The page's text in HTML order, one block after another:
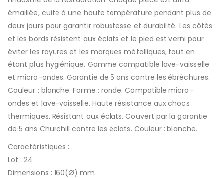
émaillée, cuite à une haute température pendant plus de
deux jours pour garantir robustesse et durabilité. Les côtés
et les bords résistent aux éclats et le pied est verni pour
éviter les rayures et les marques métalliques, tout en
étant plus hygiénique. Gamme compatible lave-vaisselle
et micro-ondes. Garantie de 5 ans contre les ébréchures.
Couleur : blanche. Forme : ronde. Compatible micro-
ondes et lave-vaisselle. Haute résistance aux chocs
thermiques. Résistant aux éclats. Couvert par la garantie
de 5 ans Churchill contre les éclats. Couleur : blanche.
Caractéristiques :
Lot : 24.
Dimensions : 160(Ø) mm.